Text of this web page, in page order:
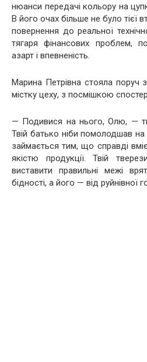
нюанси передачі кольору на
В його очах більше не було тієї
повернення до реальної
тягаря фінансових проблем,
азарт і впевненість.
Марина Петрівна стояла поруч
містку цеху, з посмішкою
— Подивися на нього, Олю, —
Твій батько ніби помолодшав на
займається тим, що справді
якістю продукції. Твій
виставити правильні межі
бідності, а його — від руйнівної